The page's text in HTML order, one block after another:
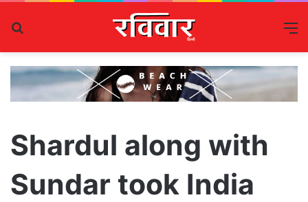
Shardul along with
Sundar took India